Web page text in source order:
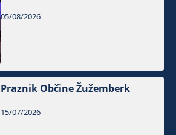
05/08/2026
Praznik Občine Žužemberk
15/07/2026